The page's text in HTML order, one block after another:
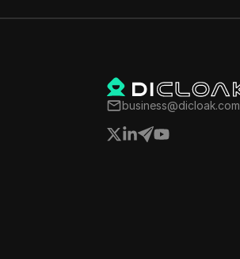
business@dicloak.com